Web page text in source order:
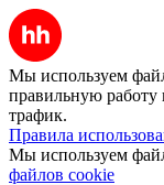
Мы используем
правильную работу
трафик.
Правила
Мы используем
файлов cookie